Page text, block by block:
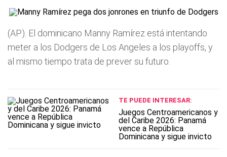
(AP). El dominicano Manny Ramí­rez está intentando
meter a los Dodgers de Los Angeles a los playoffs, y
al mismo tiempo trata de prever su futuro.
TE PUEDE INTERESAR:
Juegos Centroamericanos y
del Caribe 2026: Panamá
vence a República
Dominicana y sigue invicto